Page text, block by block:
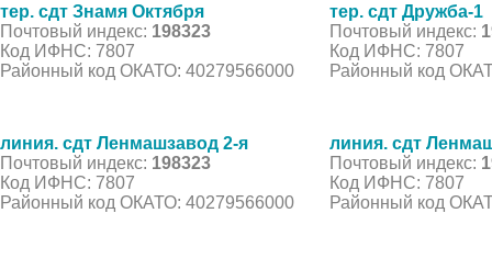
тер. сдт Знамя Октября
Почтовый индекс: 198323
Код ИФНС: 7807
Районный код ОКАТО: 40279566000
тер. сдт Дружба-1
Почтовый индекс:
Код ИФНС: 7807
Районный код
линия. сдт Ленмашзавод 2-я
Почтовый индекс: 198323
Код ИФНС: 7807
Районный код ОКАТО: 40279566000
линия. сдт
Почтовый индекс:
Код ИФНС: 7807
Районный код